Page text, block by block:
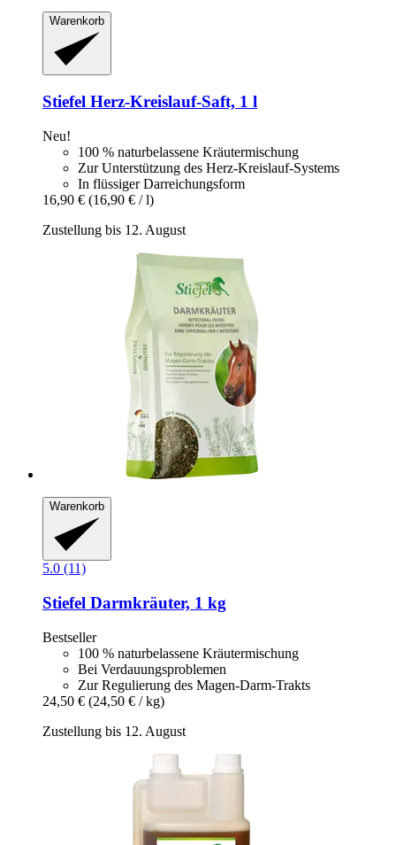
Warenkorb
Stiefel Herz-​Kreislauf-​Saft, 1 l
Neu!
100 % naturbelassene Kräutermischung
Zur Unterstützung des Herz-Kreislauf-Systems
In flüssiger Darreichungsform
16,90 € (16,90 € / l)
Zustellung bis 12. August
Warenkorb
5.0 (11)
Stiefel Darmkräuter, 1 kg
Bestseller
100 % naturbelassene Kräutermischung
Bei Verdauungsproblemen
Zur Regulierung des Magen-Darm-Trakts
24,50 € (24,50 € / kg)
Zustellung bis 12. August